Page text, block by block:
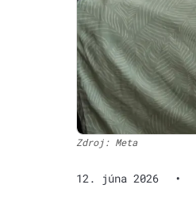
Zdroj: Meta
12. júna 2026 •